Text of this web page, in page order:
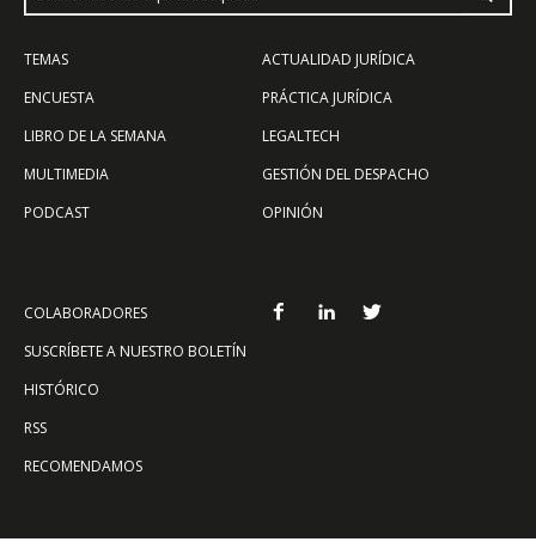
TEMAS
ENCUESTA
LIBRO DE LA SEMANA
MULTIMEDIA
PODCAST
ACTUALIDAD JURÍDICA
PRÁCTICA JURÍDICA
LEGALTECH
GESTIÓN DEL DESPACHO
OPINIÓN
COLABORADORES
SUSCRÍBETE A NUESTRO BOLETÍN
HISTÓRICO
RSS
RECOMENDAMOS